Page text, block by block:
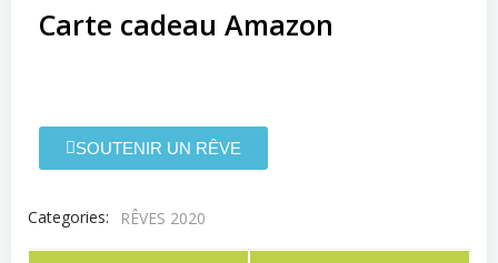
Carte cadeau Amazon
SOUTENIR UN RÊVE
Categories: RÊVES 2020